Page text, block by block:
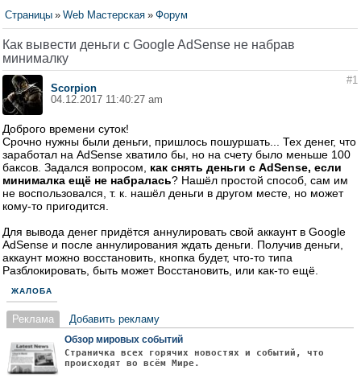
Страницы » Web Мастерская » Форум
Как вывести деньги с Google AdSense не набрав
минималку
Scorpion
04.12.2017 11:40:27 am
#1
Доброго времени суток!
Срочно нужны были деньги, пришлось пошуршать... Тех денег, что
заработал на AdSense хватило бы, но на счету было меньше 100
баксов. Задался вопросом, как снять деньги с AdSense, если
минималка ещё не набралась? Нашёл простой способ, сам им
не воспользовался, т. к. нашёл деньги в другом месте, но может
кому-то пригодится.
Для вывода денег придётся аннулировать свой аккаунт в Google
AdSense и после аннулирования ждать деньги. Получив деньги,
аккаунт можно восстановить, кнопка будет, что-то типа
Разблокировать, быть может Восстановить, или как-то ещё.
ЖАЛОБА
Реклама Добавить рекламу
Обзор мировых событий
Страничка всех горячих новостях и событий, что
происходят во всём Мире.